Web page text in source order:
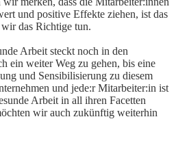
und positive Effekte ziehen, ist das
das Richtige tun.
Arbeit steckt noch in den
ein weiter Weg zu gehen, bis eine
und Sensibilisierung zu diesem
und jede:r Mitarbeiter:in ist
Arbeit in all ihren Facetten
wir auch zukünftig weiterhin